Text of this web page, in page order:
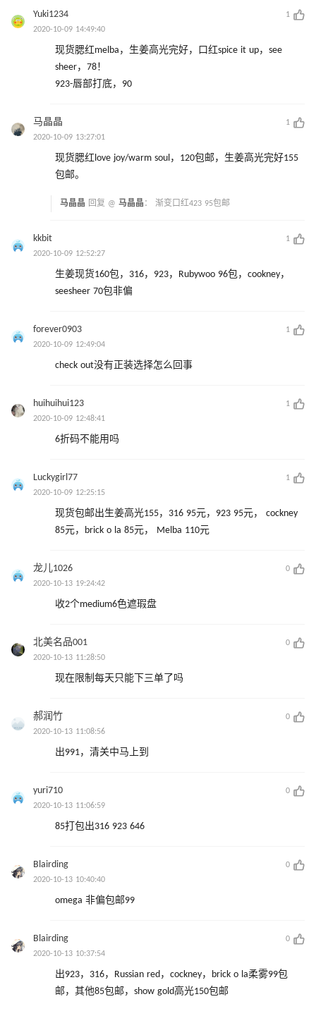
Yuki1234
1
2020-10-09 14:49:40
现货腮红melba，生姜高光完好，口红spice it up，see
sheer，78！
923-唇部打底，90
马晶晶
1
2020-10-09 13:27:01
现货腮红love joy/warm soul，120包邮，生姜高光完好155
包邮。
马晶晶 回复 @ 马晶晶 ： 渐变口红423 95包邮
kkbit
1
2020-10-09 12:52:27
生姜现货160包，316，923，Rubywoo 96包，cookney，
seesheer 70包非偏
forever0903
1
2020-10-09 12:49:04
check out没有正装选择怎么回事
huihuihui123
1
2020-10-09 12:48:41
6折码不能用吗
Luckygirl77
1
2020-10-09 12:25:15
现货包邮出生姜高光155，316 95元，923 95元， cockney
85元，brick o la 85元， Melba 110元
龙儿1026
0
2020-10-13 19:24:42
收2个medium6色遮瑕盘
北美名品001
0
2020-10-13 11:28:50
现在限制每天只能下三单了吗
郝润竹
0
2020-10-13 11:08:56
出991，清关中马上到
yuri710
0
2020-10-13 11:06:59
85打包出316 923 646
Blairding
0
2020-10-13 10:40:40
omega 非偏包邮99
Blairding
0
2020-10-13 10:37:54
出923，316，Russian red，cockney，brick o la柔雾99包
邮，其他85包邮，show gold高光150包邮